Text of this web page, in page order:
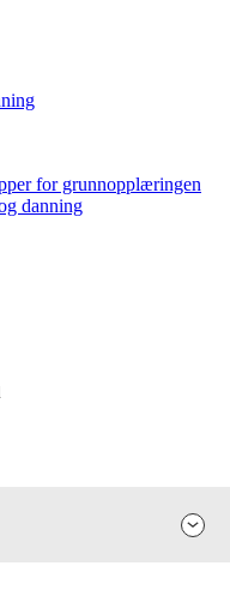
for grunnopplæringen
danning